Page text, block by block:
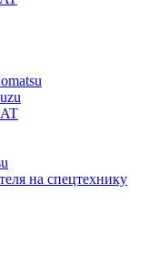
на спецтехнику